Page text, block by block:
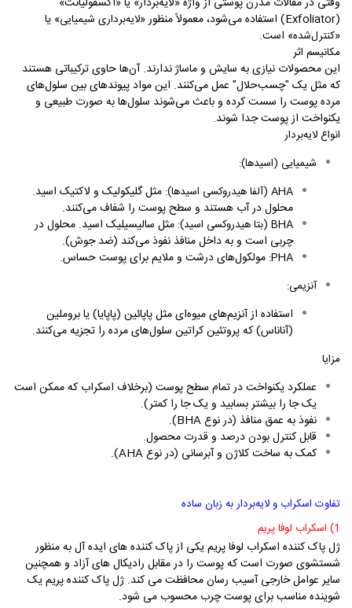
(
Exfoliator) استفاده می‌شود، معمولاً منظور«لایه‌برداری شیمیایی» یا
«کنترل‌شده» است.
مکانیسم اثر
این محصولات نیازی به سایش و ماساژ ندارند. آن‌ها حاوی ترکیباتی هستند
که مثل یک "چسب‌حلال" عمل می‌کنند. این مواد پیوندهای بین سلول‌های
مرده پوست را سست کرده و باعث می‌شوند سلول‌ها به صورت طبیعی و
یکنواخت از پوست جدا شوند.
انواع لایه‌بردار
شیمیایی (اسیدها):
AHA (آلفا هیدروکسی اسیدها): مثل گلیکولیک و لاکتیک اسید.
محلول در آب هستند و سطح پوست را شفاف می‌کنند.
BHA (بتا هیدروکسی اسید): مثل سالیسیلیک اسید. محلول در
چربی است و به داخل منافذ نفوذ می‌کند (ضد جوش).
PHA
: مولکول‌های درشت و ملایم برای پوست حساس.
آنزیمی:
استفاده از آنزیم‌های میوه‌ای مثل پاپائین (پاپایا) یا بروملین
(آناناس) که پروتئین کراتین سلول‌های مرده را تجزیه می‌کنند.
مزایا
عملکرد یکنواخت در تمام سطح پوست (برخلاف اسکراب که ممکن است
یک جا را بیشتر بسابید و یک جا را کمتر).
نفوذ به عمق منافذ (در نوعBHA
).
قابل کنترل بودن درصد و قدرت محصول.
کمک به ساخت کلاژن و آبرسانی (در نوعAHA
).
تفاوت اسکراب و لایه‌بردار به زبان ساده
1) اسکراب لوفا پریم
ژل پاک کننده اسکراب لوفا پریم یکی از پاک کننده های ایده آل به منظور
شستشوی صورت است که پوست را در مقابل رادیکال های آزاد و همچنین
سایر عوامل خارجی آسیب رسان محافظت می کند. ژل پاک کننده پریم یک
شوینده مناسب برای پوست چرب محسوب می شود.